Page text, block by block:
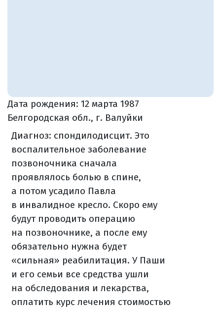
Дата рождения: 12 марта 1987
Белгородская обл., г. Валуйки
Диагноз: спондилодисцит. Это
воспалительное заболевание
позвоночника сначала
проявлялось болью в спине,
а потом усадило Павла
в инвалидное кресло. Скоро ему
будут проводить операцию
на позвоночнике, а после ему
обязательно нужна будет
«сильная» реабилитация. У Паши
и его семьи все средства ушли
на обследования и лекарства,
оплатить курс лечения стоимостью